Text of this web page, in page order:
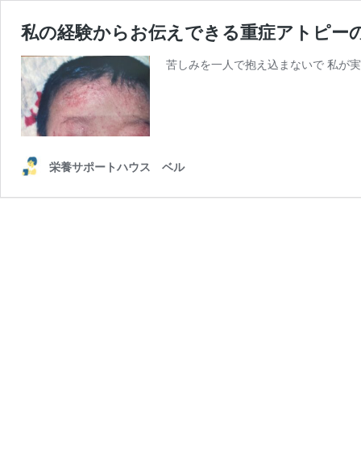
私の経験からお伝えできる重症アトピー
苦しみを一人で抱え込まないで 私が
栄養サポートハウス ベル